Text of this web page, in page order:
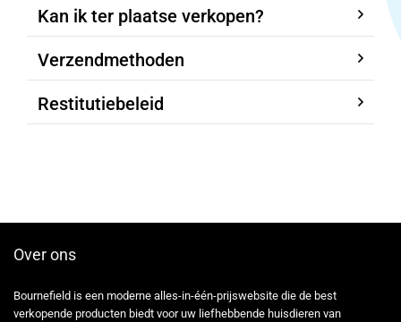
Kan ik ter plaatse verkopen?
Verzendmethoden
Restitutiebeleid
Over ons
Bournefield is een moderne alles-in-één-prijswebsite die de best
verkopende producten biedt voor uw liefhebbende huisdieren van